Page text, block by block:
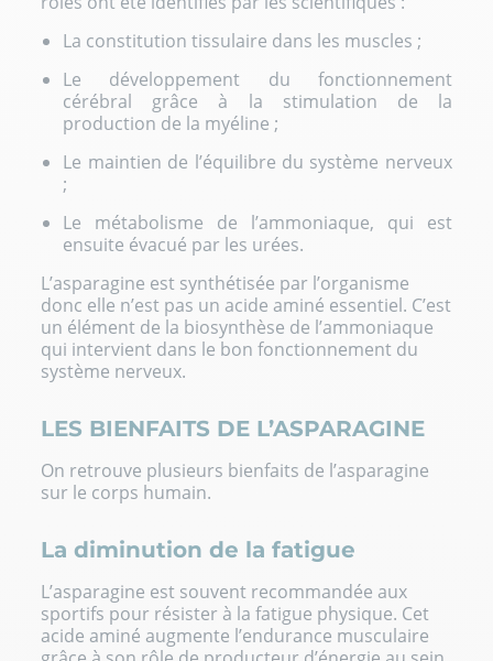
La constitution tissulaire dans les muscles ;
Le développement du fonctionnement
cérébral grâce à la stimulation de la
production de la myéline ;
Le maintien de l’équilibre du système nerveux
;
Le métabolisme de l’ammoniaque, qui est
ensuite évacué par les urées.
L’asparagine est synthétisée par l’organisme
donc elle n’est pas un acide aminé essentiel. C’est
un élément de la biosynthèse de l’ammoniaque
qui intervient dans le bon fonctionnement du
système nerveux.
LES BIENFAITS DE L’ASPARAGINE
On retrouve plusieurs bienfaits de l’asparagine
sur le corps humain.
La diminution de la fatigue
L’asparagine est souvent recommandée aux
sportifs pour résister à la fatigue physique. Cet
acide aminé augmente l’endurance musculaire